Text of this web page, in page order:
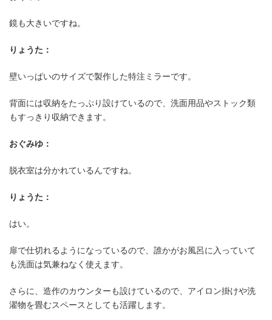
鏡も大きいですね。
りょうた：
壁いっぱいのサイズで製作した特注ミラーです。
背面には収納をたっぷり設けているので、洗面用品やストック類
もすっきり収納できます。
おぐみゆ：
脱衣室は分かれているんですね。
りょうた：
はい。
扉で仕切れるようになっているので、誰かがお風呂に入っていて
も洗面は気兼ねなく使えます。
さらに、造作のカウンターも設けているので、アイロン掛けや洗
濯物を畳むスペースとしても活躍します。